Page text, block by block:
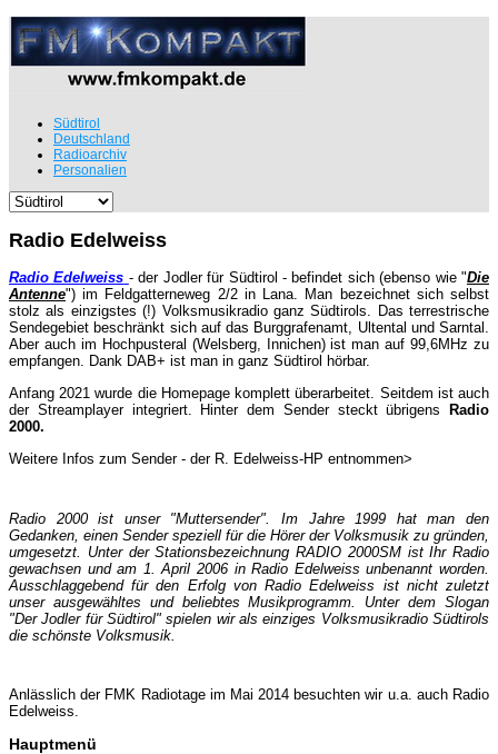
Südtirol
Deutschland
Radioarchiv
Personalien
Radio Edelweiss
Radio Edelweiss - der Jodler für Südtirol - befindet sich (ebenso wie "Die
Antenne") im Feldgatterneweg 2/2 in Lana. Man bezeichnet sich selbst
stolz als einzigstes (!) Volksmusikradio ganz Südtirols. Das terrestrische
Sendegebiet beschränkt sich auf das Burggrafenamt, Ultental und Sarntal.
Aber auch im Hochpusteral (Welsberg, Innichen) ist man auf 99,6MHz zu
empfangen. Dank DAB+ ist man in ganz Südtirol hörbar.
Anfang 2021 wurde die Homepage komplett überarbeitet. Seitdem ist auch
der Streamplayer integriert. Hinter dem Sender steckt übrigens
Radio
2000.
Weitere Infos zum Sender - der R. Edelweiss-HP entnommen>
Radio 2000 ist unser "Muttersender". Im Jahre 1999 hat man den
Gedanken, einen Sender speziell für die Hörer der Volksmusik zu gründen,
umgesetzt. Unter der Stationsbezeichnung RADIO 2000SM ist Ihr Radio
gewachsen und am 1. April 2006 in Radio Edelweiss unbenannt worden.
Ausschlaggebend für den Erfolg von Radio Edelweiss ist nicht zuletzt
unser ausgewähltes und beliebtes Musikprogramm. Unter dem Slogan
"Der Jodler für Südtirol" spielen wir als einziges Volksmusikradio Südtirols
die schönste Volksmusik.
Anlässlich der FMK Radiotage im Mai 2014 besuchten wir u.a. auch Radio
Edelweiss.
Hauptmenü